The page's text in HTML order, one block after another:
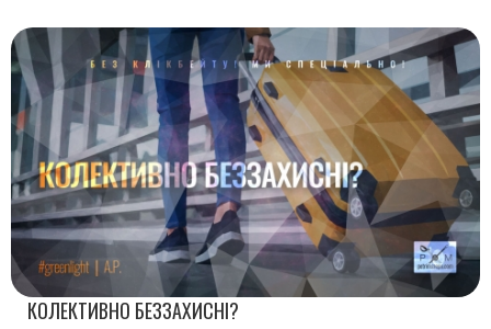
КОЛЕКТИВНО БЕЗЗАХИСНІ?